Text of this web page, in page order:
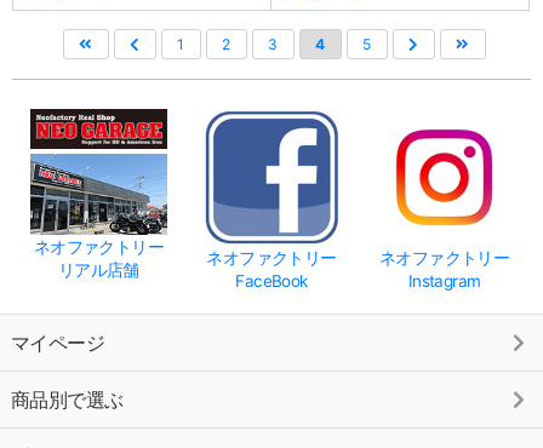
1 2 3 4 5
ネオファクトリー
リアル店舗
ネオファクトリー
FaceBook
ネオファクトリー
Instagram
マイページ
商品別で選ぶ